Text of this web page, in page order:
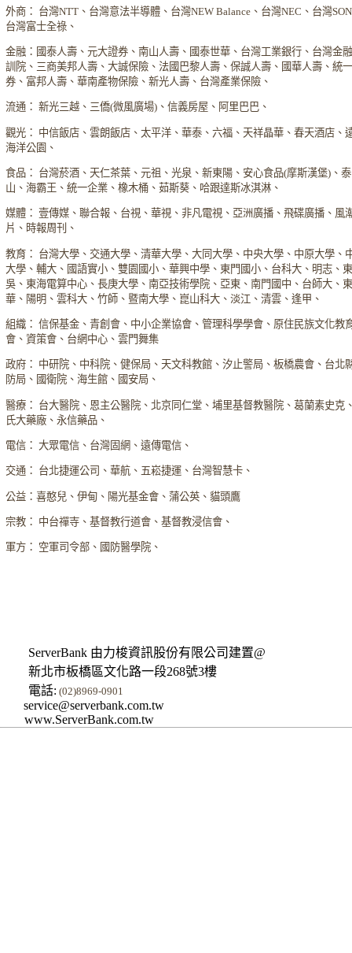
外商： 台灣NTT、台灣意法半導體、台灣NEW Balance、台灣NEC、台灣
台灣富士全祿、
金融：國泰人壽、元大證券、南山人壽、國泰世華、台灣工業銀行、台灣金
訓院、三商美邦人壽、大誠保險、法國巴黎人壽、保誠人壽、國華人壽、統
券、富邦人壽、華南產物保險、新光人壽、台灣產業保險、
流通： 新光三越、三僑(微風廣場)、信義房屋、阿里巴巴、
觀光： 中信飯店、雲朗飯店、太平洋、華泰、六福、天祥晶華、春天酒店、
海洋公園、
食品： 台灣菸酒、天仁茶葉、元祖、光泉、新東陽、安心食品(摩斯漢堡)、泰
山、海霸王、統一企業、橡木桶、茹斯葵、哈跟達斯冰淇淋、
媒體： 壹傳媒、聯合報、台視、華視、非凡電視、亞洲廣播、飛碟廣播、風
片、時報周刊、
教育： 台灣大學、交通大學、清華大學、大同大學、中央大學、中原大學、
大學、輔大、國語實小、雙園國小、華興中學、東門國小、台科大、明志、
吳、東海電算中心、長庚大學、南亞技術學院、亞東、南門國中、台師大、
華、陽明、雲科大、竹師、暨南大學、崑山科大、淡江、清雲、逢甲、
組織： 信保基金、青創會、中小企業協會、管理科學學會、原住民族文化教
會、資策會、台網中心、雲門舞集
政府： 中研院、中科院、健保局、天文科教館、汐止警局、板橋農會、台北
防局、國衛院、海生館、國安局、
醫療： 台大醫院、恩主公醫院、北京同仁堂、埔里基督教醫院、葛蘭素史克
氏大藥廠、永信藥品、
電信： 大眾電信、台灣固網、遠傳電信、
交通： 台北捷運公司、華航、五崧捷運、台灣智慧卡、
公益：喜憨兒、伊甸、陽光基金會、蒲公英、貓頭鷹
宗教： 中台禪寺、基督教行道會、基督教浸信會、
軍方： 空軍司令部、國防醫學院、
ServerBank 由力梭資訊股份有限公司建置@
新北市板橋區文化路一段268號3樓
電話: (02)8969-0901
service@serverbank.com.tw
www.ServerBank.com.tw